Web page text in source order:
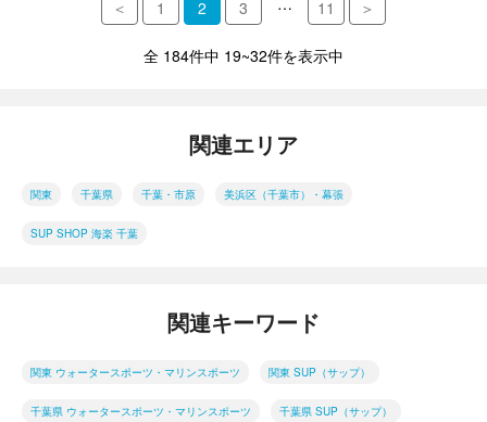
＜ 1 2 3 11 ＞
全 184件中 19~32件を表示中
関連エリア
関東 千葉県 千葉・市原 美浜区（千葉市）・幕張
SUP SHOP 海楽 千葉
関連キーワード
関東 ウォータースポーツ・マリンスポーツ 関東 SUP（サップ）
千葉県 ウォータースポーツ・マリンスポーツ 千葉県 SUP（サップ）